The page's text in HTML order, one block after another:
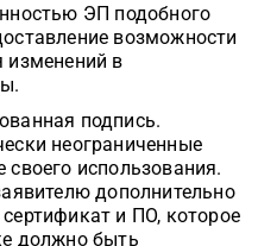
ЭП подобного
возможности
изменений в
подпись.
неограниченные
использования.
дополнительно
и ПО, которое
должно быть